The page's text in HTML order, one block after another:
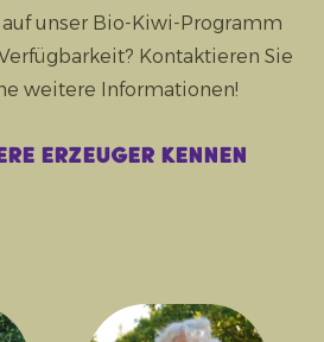
unser Bio-Kiwi-Programm
Kontaktieren Sie
weitere Informationen!
Erzeuger kennen